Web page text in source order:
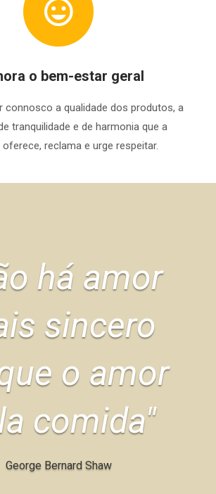
o bem-estar geral
connosco a qualidade dos produtos, a
tranquilidade e de harmonia que a
reclama e urge respeitar.
há amor
sincero
o amor
comida"
George Bernard Shaw